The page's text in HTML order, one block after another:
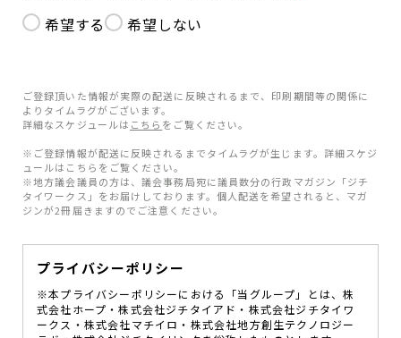
希望する 希望しない
ご登録頂いた情報が実際の配送に反映されるまで、印刷期間等の関係に
よりタイムラグがございます。
詳細なスケジュールは こちら をご覧ください。
※ご登録情報が配送に反映されるまでタイムラグが生じます。詳細スケジ
ュールはこちらをご覧ください。
※地方議会議員の方は、議会事務局宛に議員数分の行政マガジン「ジチ
タイワークス」をお届けしております。個人配送を希望されると、マガ
ジンが2冊届きますのでご注意ください。
プライバシーポリシー
※本プライバシーポリシーにおける「当グループ」とは、株
式会社ホープ・株式会社ジチタイアド・株式会社ジチタイワ
ークス・株式会社マチイロ・株式会社地方創生テクノロジー